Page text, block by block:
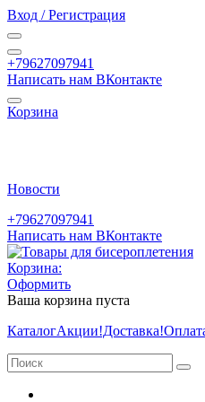
Вход / Регистрация
+79627097941
Написать нам ВКонтакте
Корзина
Новости
+79627097941
Написать нам ВКонтакте
Корзина:
Оформить
Ваша корзина пуста
КаталогАкции!Доставка!